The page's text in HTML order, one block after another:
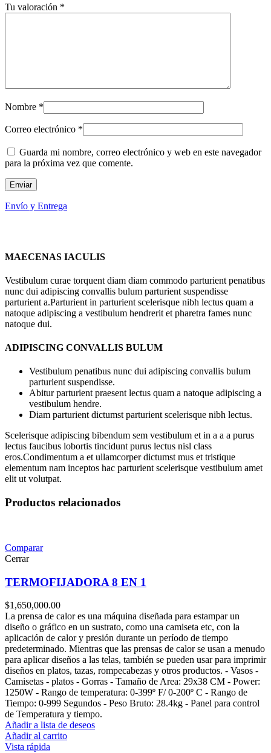
Tu valoración *
Nombre *
Correo electrónico *
Guarda mi nombre, correo electrónico y web en este navegador
para la próxima vez que comente.
Envío y Entrega
MAECENAS IACULIS
Vestibulum curae torquent diam diam commodo parturient penatibus
nunc dui adipiscing convallis bulum parturient suspendisse
parturient a.Parturient in parturient scelerisque nibh lectus quam a
natoque adipiscing a vestibulum hendrerit et pharetra fames nunc
natoque dui.
ADIPISCING CONVALLIS BULUM
Vestibulum penatibus nunc dui adipiscing convallis bulum
parturient suspendisse.
Abitur parturient praesent lectus quam a natoque adipiscing a
vestibulum hendre.
Diam parturient dictumst parturient scelerisque nibh lectus.
Scelerisque adipiscing bibendum sem vestibulum et in a a a purus
lectus faucibus lobortis tincidunt purus lectus nisl class
eros.Condimentum a et ullamcorper dictumst mus et tristique
elementum nam inceptos hac parturient scelerisque vestibulum amet
elit ut volutpat.
Productos relacionados
Comparar
Cerrar
TERMOFIJADORA 8 EN 1
$1,650,000.00
La prensa de calor es una máquina diseñada para estampar un
diseño o gráfico en un sustrato, como una camiseta etc, con la
aplicación de calor y presión durante un período de tiempo
predeterminado. Mientras que las prensas de calor se usan a menudo
para aplicar diseños a las telas, también se pueden usar para imprimir
diseños en platos, tazas, rompecabezas y otros productos. - Vasos -
Camisetas - platos - Gorras - Tamaño de Area: 29x38 CM - Power:
1250W - Rango de temperatura: 0-399º F/ 0-200º C - Rango de
Tiempo: 0-999 Segundos - Peso Bruto: 28.4kg - Panel para control
de Temperatura y tiempo.
Añadir a lista de deseos
Añadir al carrito
Vista rápida